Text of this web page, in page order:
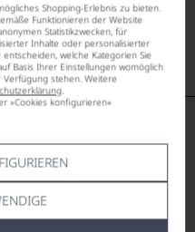
Shopping-Erlebnis zu bieten.
Funktionieren der Website
Statistikzwecken, für
Inhalte oder personalisierter
welche Kategorien Sie
Basis Ihrer Einstellungen womöglich
Verfügung stehen. Weitere
.
»Cookies konfigurieren«
Lebensmittel­angaben
– Kraft trifft
Phelan gelegt, als er
Ségur de Cabanac